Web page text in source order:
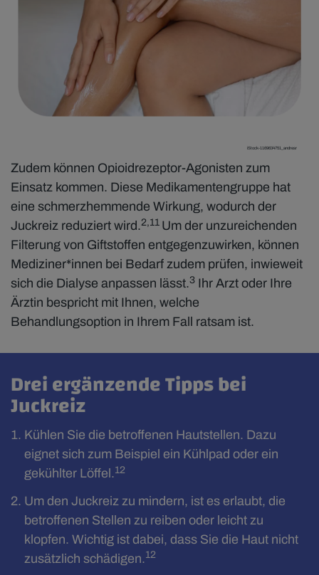
iStock-1169634751_andresr
Zudem können Opioidrezeptor-Agonisten zum
Einsatz kommen. Diese Medikamentengruppe hat
eine schmerzhemmende Wirkung, wodurch der
Juckreiz reduziert wird.2,11 Um der unzureichenden
Filterung von Giftstoffen entgegenzuwirken, können
Mediziner*innen bei Bedarf zudem prüfen, inwieweit
sich die Dialyse anpassen lässt.3 Ihr Arzt oder Ihre
Ärztin bespricht mit Ihnen, welche
Behandlungsoption in Ihrem Fall ratsam ist.
Drei ergänzende Tipps bei
Juckreiz
Kühlen Sie die betroffenen Hautstellen. Dazu
eignet sich zum Beispiel ein Kühlpad oder ein
gekühlter Löffel.12
Um den Juckreiz zu mindern, ist es erlaubt, die
betroffenen Stellen zu reiben oder leicht zu
klopfen. Wichtig ist dabei, dass Sie die Haut nicht
zusätzlich schädigen.12